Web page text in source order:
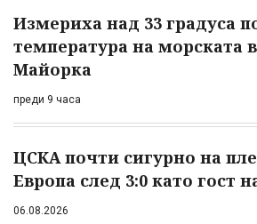
Измериха над 33 градуса
температура на морската
Майорка
преди 9 часа
ЦСКА почти сигурно на
Европа след 3:0 като гост
06.08.2026